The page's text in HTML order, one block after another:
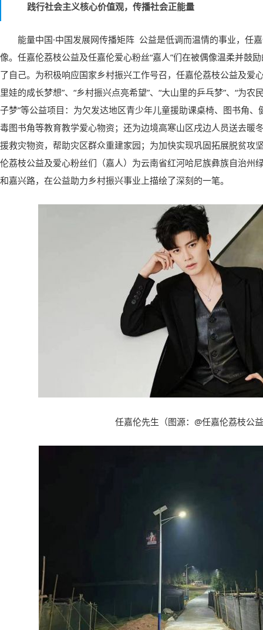
践行社会主义核心价值观，传播社会正能量
能量中国·中国发展网传播矩阵 公益是低调而温情的事业，任
像。 任嘉伦荔枝公益及任嘉伦爱心粉丝“嘉人”们在被偶像温柔并鼓
了自己。 为积极响应国家乡村振兴工作号召，任嘉伦荔枝公益及爱
里娃的成长梦想”、 “乡村振兴点亮希望”、 “大山里的乒乓梦”、 “为农
子梦”等公益项目：为欠发达地区青少年儿童援助课桌椅、图书角、
毒图书角等教育教学爱心物资；还为边境高寒山区戌边人员送去暖
援救灾物资， 帮助灾区群众重建家园；为加快实现巩固拓展脱贫攻
伦荔枝公益及爱心粉丝们（嘉人）为云南省红河哈尼族彝族自治州
和嘉兴路， 在公益助力乡村振兴事业上描绘了深刻的一笔。
任嘉伦先生 （图源：@任嘉伦荔枝公益